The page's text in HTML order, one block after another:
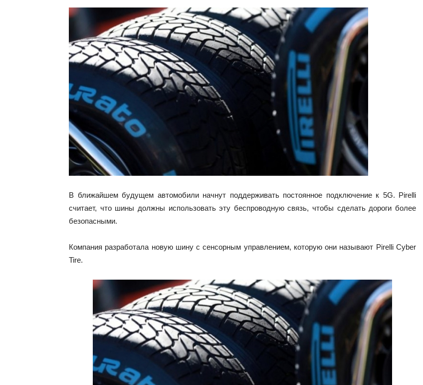
В ближайшем будущем автомобили начнут поддерживать постоянное подключение к 5G. Pirelli
считает, что шины должны использовать эту беспроводную связь, чтобы сделать дороги более
безопасными.
Компания разработала новую шину с сенсорным управлением, которую они называют Pirelli Cyber
Tire.